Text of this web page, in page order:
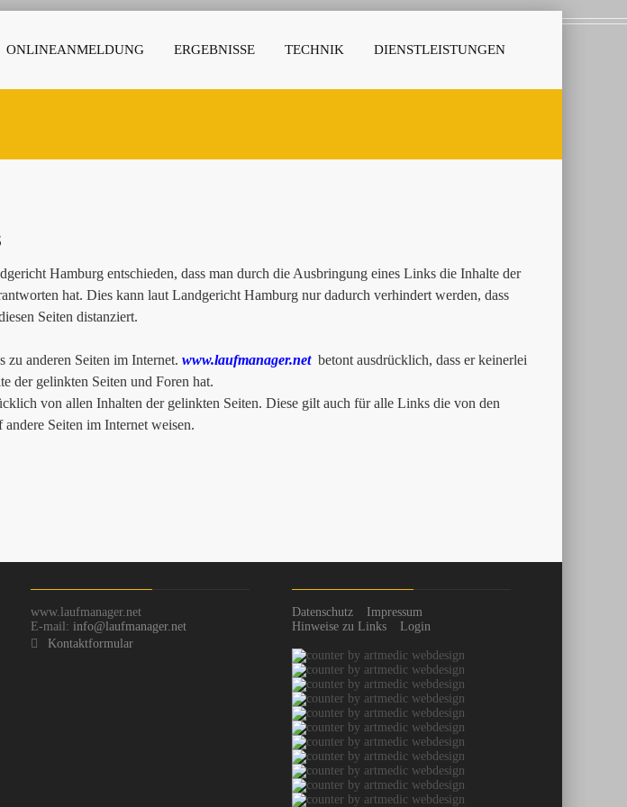
ONLINEANMELDUNG ERGEBNISSE TECHNIK DIENSTLEISTUNGEN
Hamburg entschieden, dass man durch die Ausbringung eines Links die Inhalte der
hat. Dies kann laut Landgericht Hamburg nur dadurch verhindert werden, dass
Seiten distanziert.
anderen Seiten im Internet. www.laufmanager.netbetont ausdrücklich, dass er keinerlei
der gelinkten Seiten und Foren hat.
von allen Inhalten der gelinkten Seiten. Diese gilt auch für alle Links die von den
andere Seiten im Internet weisen.
www.laufmanager.net
E-mail: info@laufmanager.net
Kontaktformular
Datenschutz
Impressum
Hinweise zu Links
Login